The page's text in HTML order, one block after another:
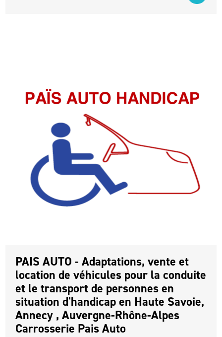
PAIS AUTO - Adaptations, vente et
location de véhicules pour la conduite
et le transport de personnes en
situation d'handicap en Haute Savoie,
Annecy , Auvergne-Rhône-Alpes
Carrosserie Pais Auto